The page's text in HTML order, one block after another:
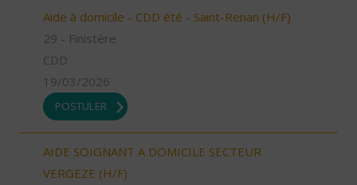
Aide à domicile - CDD été - Saint-Renan (H/F)
29 - Finistère
CDD
19/03/2026
POSTULER
AIDE SOIGNANT A DOMICILE SECTEUR
VERGEZE (H/F)